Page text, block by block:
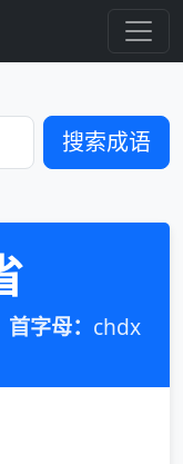
搜索成语
首字母： chdx